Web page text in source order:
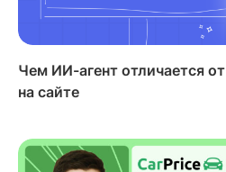
Чем ИИ-агент отличается
на сайте